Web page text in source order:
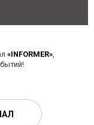
«INFORMER»,